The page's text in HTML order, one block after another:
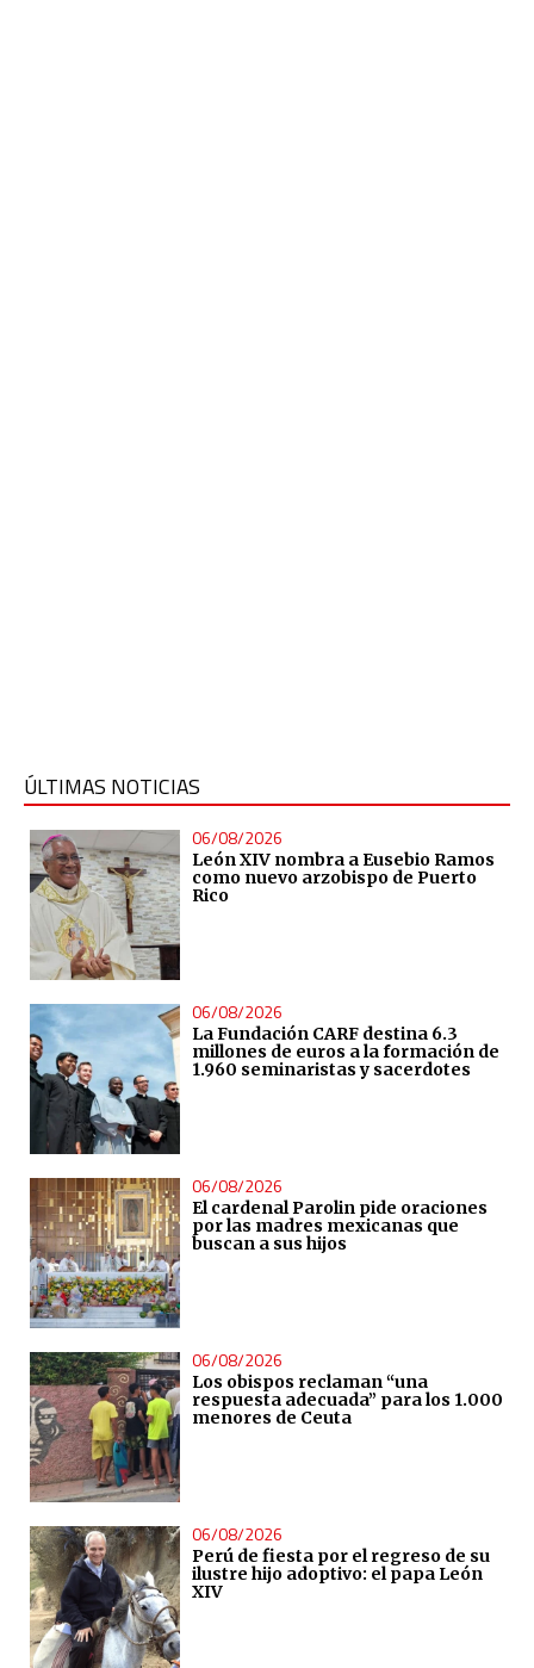
ÚLTIMAS NOTICIAS
06/08/2026
León XIV nombra a Eusebio Ramos
como nuevo arzobispo de Puerto
Rico
06/08/2026
La Fundación CARF destina 6.3
millones de euros a la formación de
1.960 seminaristas y sacerdotes
06/08/2026
El cardenal Parolin pide oraciones
por las madres mexicanas que
buscan a sus hijos
06/08/2026
Los obispos reclaman “una
respuesta adecuada” para los 1.000
menores de Ceuta
06/08/2026
Perú de fiesta por el regreso de su
ilustre hijo adoptivo: el papa León
XIV